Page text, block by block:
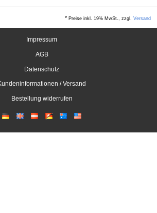
*Preise inkl. 19% MwSt., zzgl.Versand
Impressum
AGB
Datenschutz
/ Versand
Bestellung widerrufen